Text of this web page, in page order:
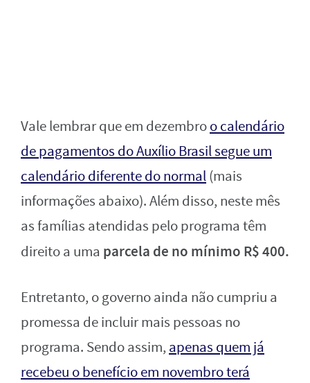
Vale lembrar que em dezembroo calendário
de pagamentos do Auxílio Brasil segue um
calendário diferente do normal(mais
informações abaixo). Além disso, neste mês
as famílias atendidas pelo programa têm
direito a uma parcela de no mínimo R$ 400.
Entretanto, o governo ainda não cumpriu a
promessa de incluir mais pessoas no
programa. Sendo assim, apenas quem já
recebeu o benefício em novembro terá